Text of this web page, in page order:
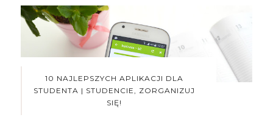
10 NAJLEPSZYCH APLIKACJI DLA
STUDENTA | STUDENCIE, ZORGANIZUJ
SIĘ!